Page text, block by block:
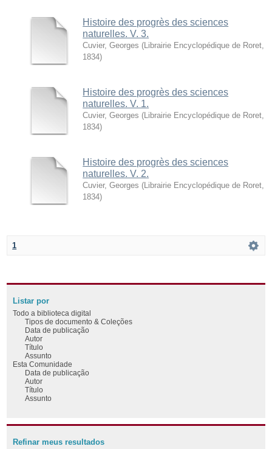
Histoire des progrès des sciences
naturelles. V. 3.
Cuvier, Georges ( Librairie Encyclopédique de Roret
1834)
Histoire des progrès des sciences
naturelles. V. 1.
Cuvier, Georges ( Librairie Encyclopédique de Roret
1834)
Histoire des progrès des sciences
naturelles. V. 2.
Cuvier, Georges ( Librairie Encyclopédique de Roret
1834)
1
Listar por
Todo a biblioteca digital
Tipos de documento & Coleções
Data de publicação
Autor
Título
Assunto
Esta Comunidade
Data de publicação
Autor
Título
Assunto
Refinar meus resultados